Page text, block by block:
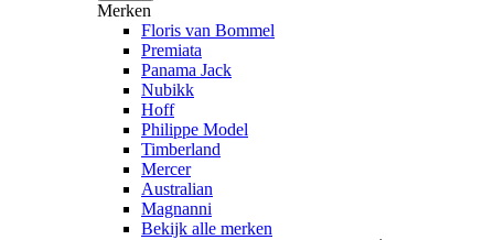
Merken
Floris van Bommel
Premiata
Panama Jack
Nubikk
Hoff
Philippe Model
Timberland
Mercer
Australian
Magnanni
Bekijk alle merken